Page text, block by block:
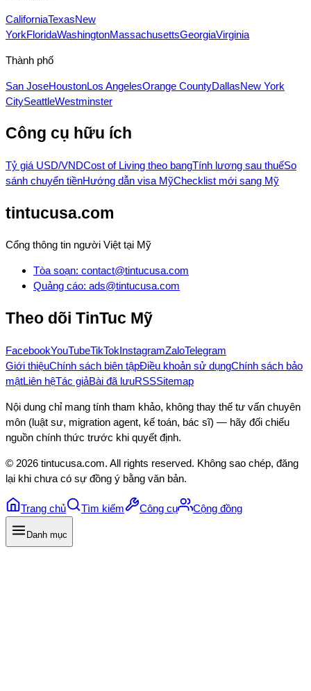
CaliforniaTexasNew
YorkFloridaWashingtonMassachusettsGeorgiaVirginia
Thành phố
San JoseHoustonLos AngelesOrange CountyDallasNew York
CitySeattleWestminster
Công cụ hữu ích
Tỷ giá USD/VNDCost of Living theo bangTính lương sau thuếSo
sánh chuyển tiềnHướng dẫn visa MỹChecklist mới sang Mỹ
tintucusa.com
Cổng thông tin người Việt tại Mỹ
Tòa soạn: contact@tintucusa.com
Quảng cáo: ads@tintucusa.com
Theo dõi TinTuc Mỹ
FacebookYouTubeTikTokInstagramZaloTelegram
Giới thiệuChính sách biên tậpĐiều khoản sử dụngChính sách bảo
mậtLiên hệTác giảBài đã lưuRSSSitemap
Nội dung chỉ mang tính tham khảo, không thay thế tư vấn chuyên
môn (luật sư, migration agent, kế toán, bác sĩ) — hãy đối chiếu
nguồn chính thức trước khi quyết định.
© 2026 tintucusa.com. All rights reserved. Không sao chép, đăng
lại khi chưa có sự đồng ý bằng văn bản.
Trang chủ Tìm kiếm Công cụ Cộng đồng
Danh mục